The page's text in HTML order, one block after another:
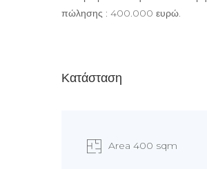
πώλησης : 400.000 ευρώ.
Κατάσταση
Area 400 sqm